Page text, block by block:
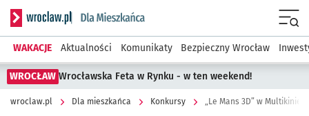
Serwis informacyjny wroclaw.pl podserwis: Dla mieszkańca
WAKACJE Aktualności Komunikaty Bezpieczny Wrocław
WROCŁAW Wrocławska Feta w Rynku - w ten weekend!
wroclaw.pl Dla mieszkańca Konkursy „Le Mans 3D” w Multikinie